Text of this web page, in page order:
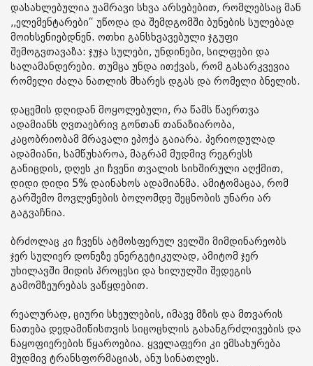
დასახლებულია უამრავი სხვა არსებებით, რომლებსაც მან
,,ელემენტარები“ უწოდა და შემდგომში ბუნების სულებად
მოიხსენიებდნენ. ოთხი განსხვავებული ჯგუფი
შემოგვთავაზა: ჯუჯა სულები, უნდინები, სილფები და
სალამანდერები. თუმცა უნდა ითქვას, რომ გასარკვევია
რომელი ძალა ნათლის მხარეს დგას და რომელი ბნელის.
დაცემის დღიდან მოყოლებული, რა წამს წაერთვა
ადამიანს ღვთაებრივ გონთან თანაზიარობა,
კაცობრიობამ მრავალი ეპოქა გაიარა. პერიოდულად
ადამიანი, სამწუხაროა, მაგრამ მუდმივ რეგრესს
განიცდის, დღეს კი ჩვენი თვალის სიხშირული აღქმით,
დიდი დიდი 5% დაინახოს ადამიანმა. ამიტომაცაა, რომ
გარშემო მოვლენების ბოლომდე შეცნობის უნარი არ
გაგვაჩნია.
ბრძოლაც კი ჩვენს ატმოსფერულ ველში მიმდინარეობს
ჯერ სულიერ დონეზე ენერგეტიკულად, ამიტომ ჯერ
უხილავში მიდის პროცესი და ხილულში შედეგის
გამომზეურებას ვაწყდებით.
რეალურად, ციური სხეულების, იმავე მზის და მთვარის
ნათება დედამიწისთვის სიცოცხლის გახანგრძლივების და
ნაყოფიერების წყაროებია. ყველაფერი კი ემსახურება
მუდმივ ტრანსფორმაციას, ანუ სინათლეს.